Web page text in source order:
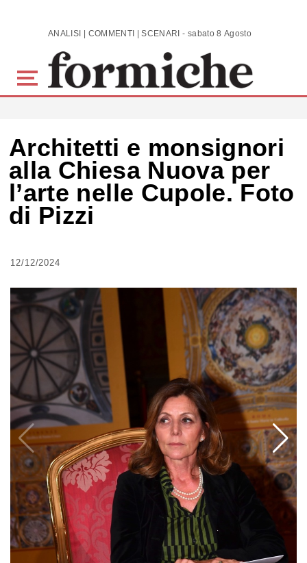
Skip to main content ANALISI | COMMENTI | SCENARI - sabato 8 Agosto 2026
Architetti e monsignori
alla Chiesa Nuova per
l’arte nelle Cupole. Foto
di Pizzi
12/12/2024